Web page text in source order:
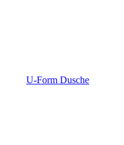
U-Form Dusche